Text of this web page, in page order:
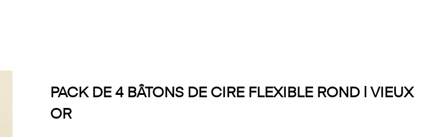
PACK DE 4 BÂTONS DE CIRE FLEXIBLE ROND | VIEUX
OR